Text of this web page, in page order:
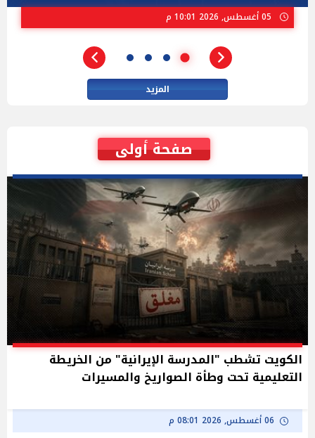
المزيد
صفحة أولى
الكويت تشطب "المدرسة الإيرانية" من الخريطة
التعليمية تحت وطأة الصواريخ والمسيرات
06 أغسطس, 2026 08:01 م